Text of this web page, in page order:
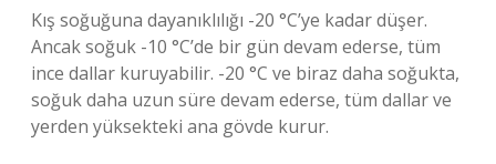
Kış soğuğuna dayanıklılığı -20 °C’ye kadar düşer.
Ancak soğuk -10 °C’de bir gün devam ederse, tüm
ince dallar kuruyabilir. -20 °C ve biraz daha soğukta,
soğuk daha uzun süre devam ederse, tüm dallar ve
yerden yüksekteki ana gövde kurur.